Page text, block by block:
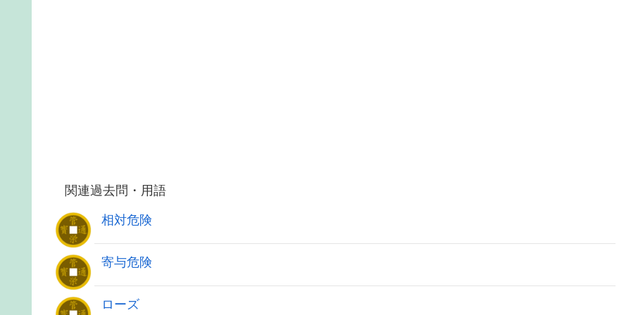
関連過去問・用語
相対危険
寄与危険
ローズ